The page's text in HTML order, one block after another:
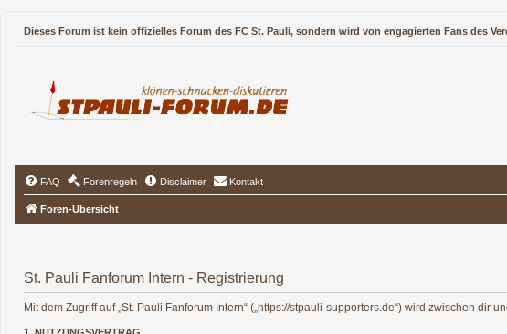
Dieses Forum ist kein offizielles Forum des FC St. Pauli, sondern wird von engagierten Fans des
FAQ Forenregeln Disclaimer Kontakt
Foren-Übersicht
St. Pauli Fanforum Intern - Registrierung
Mit dem Zugriff auf „St. Pauli Fanforum Intern“ („https://stpauli-supporters.de“) wird zwischen
1. NUTZUNGSVERTRAG